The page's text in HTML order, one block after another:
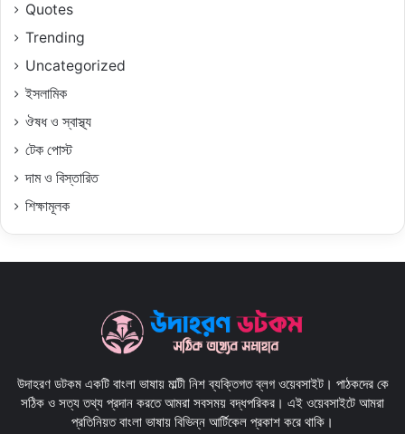
Quotes
Trending
Uncategorized
ইসলামিক
ঔষধ ও স্বাস্থ্য
টেক পোস্ট
দাম ও বিস্তারিত
শিক্ষামূলক
উদাহরণ ডটকম একটি বাংলা ভাষায় মাল্টী নিশ ব্যক্তিগত ব্লগ ওয়েবসাইট। পাঠকদের কে
সঠিক ও সত্য তথ্য প্রদান করতে আমরা সবসময় বদ্ধপরিকর। এই ওয়েবসাইটে আমরা
প্রতিনিয়ত বাংলা ভাষায় বিভিন্ন আর্টিকেল প্রকাশ করে থাকি।